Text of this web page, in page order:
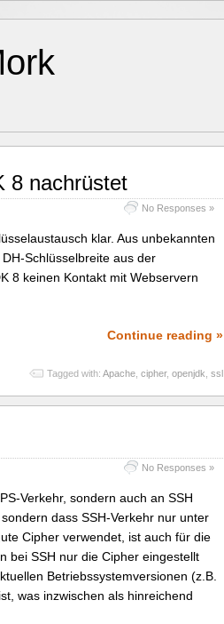
8 nachrüstet
No Responses »
klar. Aus unbekannten
Schlüsselbreite aus der
8 keinen Kontakt mit Webservern
Continue reading »
Tagged with: Apache cipher, openjdk ssl
No Responses »
Verkehr, sondern auch an SSH
dass SSH-Verkehr nur unter
Cipher verwendet, ist auch für die
bei SSH nur die Cipher eingestellt
Betriebssystemversionen (z.B.
was inzwischen als hinreichend